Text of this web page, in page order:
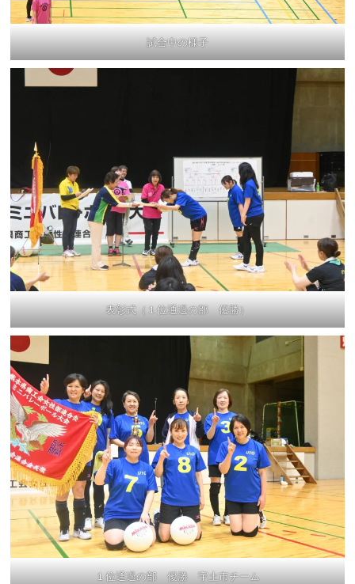
試合中の様子
表彰式（１位通過の部 優勝）
１位通過の部 優勝 宇土市チーム